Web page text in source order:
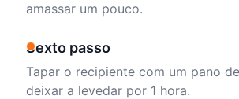
amassar um pouco.
Sexto passo
Tapar o recipiente com um pano
deixar a levedar por 1 hora.